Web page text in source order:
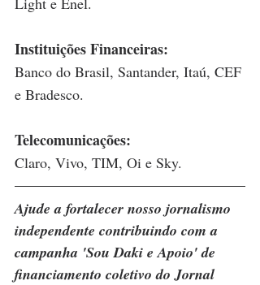
Instituições Financeiras:
Banco do Brasil, Santander, Itaú, CEF
e Bradesco.
Telecomunicações:
Claro, Vivo, TIM, Oi e Sky.
Ajude a fortalecer nosso jornalismo
independente contribuindo com a
campanha 'Sou Daki e Apoio' de
financiamento coletivo do Jornal